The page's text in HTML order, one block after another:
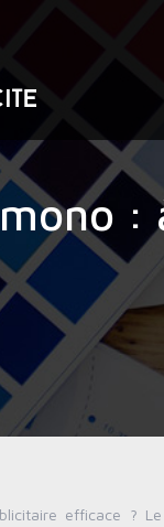
:
efficace ?